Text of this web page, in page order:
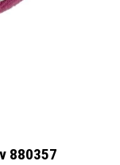
880357